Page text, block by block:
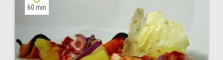
60 min